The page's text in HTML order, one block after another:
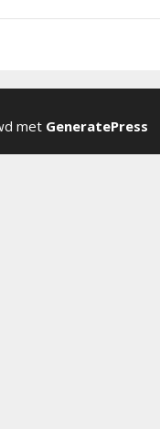
met GeneratePress